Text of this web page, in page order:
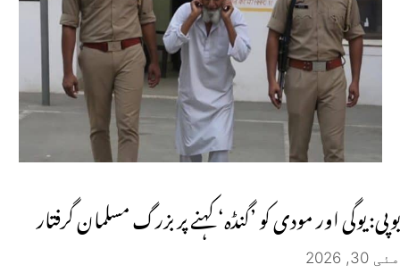
یوپی: یوگی اور مودی کو ’گنڈہ‘ کہنے پر بزرگ مسلمان گرفتار
مئی 30, 2026